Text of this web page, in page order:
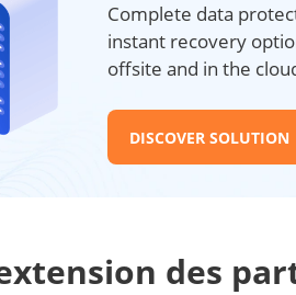
Complete data
instant recovery
offsite and in the
DISCOVER SOLUTION
des